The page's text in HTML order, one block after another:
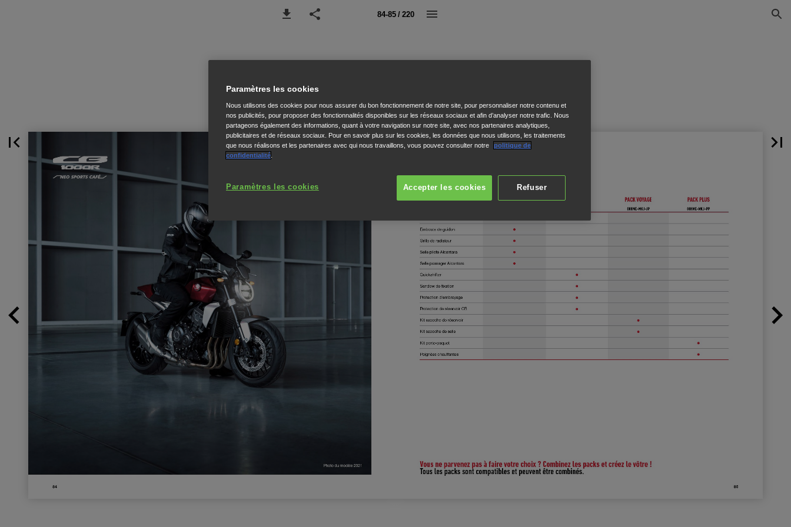
84-85 / 220
Paramètres les cookies
Nous utilisons des cookies pour nous assurer du bon fonctionnement de notre site, pour personnaliser notre contenu et
nos publicités, pour proposer des fonctionnalités disponibles sur les réseaux sociaux et afin d’analyser notre trafic. Nous
partageons également des informations, quant à votre navigation sur notre site, avec nos partenaires analytiques,
publicitaires et de réseaux sociaux. Pour en savoir plus sur les cookies, les données que nous utilisons, les traitements
que nous réalisons et les partenaires avec qui nous travaillons, vous pouvez consulter notre
politique de
confidentialité
Refuser
Accepter les cookies
Paramètres les cookies